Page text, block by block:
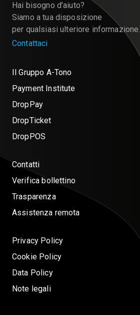
Hai bisogno d’aiuto?
Siamo a tua disposizione
per qualsiasi ulteriore informazione.
Contattaci
Il Gruppo A-Tono
Payment Institute
DropPay
DropTicket
DropPOS
Contatti
Verifica bollettino
Trasparenza
Assistenza remota
Privacy Policy
Cookie Policy
Data Policy
Note legali